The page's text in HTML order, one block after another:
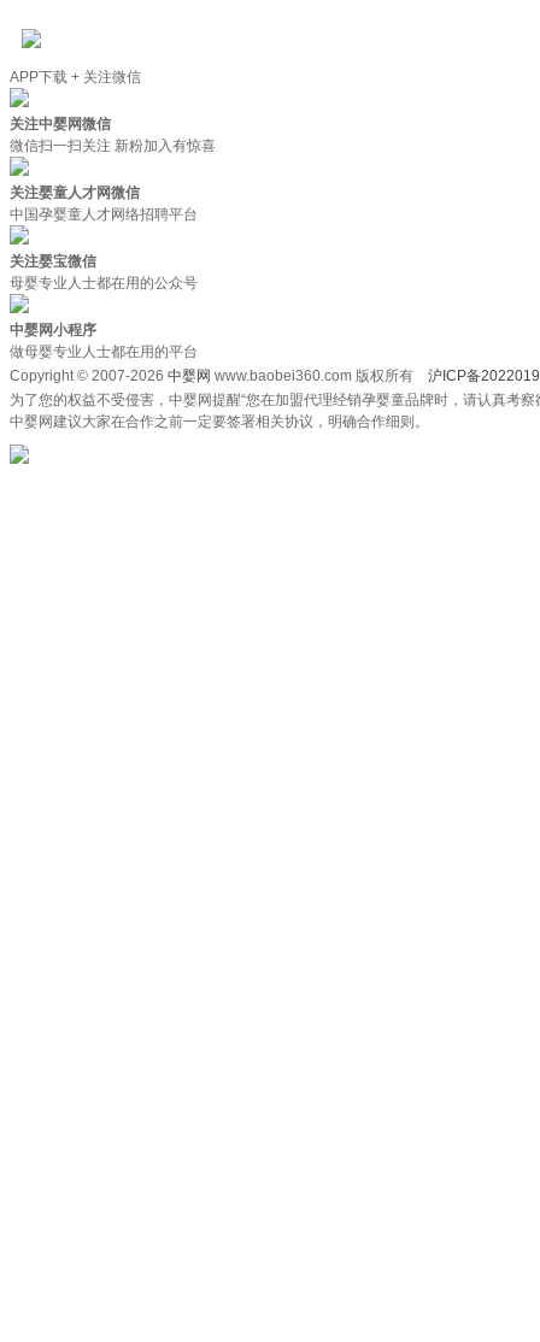
APP下载 + 关注微信
关注中婴网微信
微信扫一扫关注 新粉加入有惊喜
关注婴童人才网微信
中国孕婴童人才网络招聘平台
关注婴宝微信
母婴专业人士都在用的公众号
中婴网小程序
做母婴专业人士都在用的平台
Copyright © 2007-2026 中婴网 www.baobei360.com 版权所有 沪ICP备
为了您的权益不受侵害，中婴网提醒“您在加盟代理经销孕婴童品牌时，请认真考
中婴网建议大家在合作之前一定要签署相关协议，明确合作细则。